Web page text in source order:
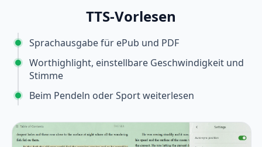
TTS-Vorlesen
Sprachausgabe für ePub und PDF
Worthighlight, einstellbare Geschwindigkeit und
Stimme
Beim Pendeln oder Sport weiterlesen